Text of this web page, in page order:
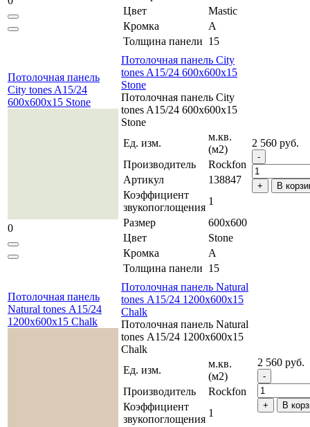
Цвет
Mastic
Кромка
A
Толщина панели 15
Потолочная панель
City tones A15/24
600x600x15 Stone
0
Потолочная панель City
tones A15/24 600x600x15
Stone
Потолочная панель City
tones A15/24 600x600x15
Stone
Ед. изм.
м.кв.
(м2)
Производитель
Rockfon
Артикул
138847
Коэффициент
звукопоглощения
1
Размер
600x600
Цвет
Stone
Кромка
A
Толщина панели 15
2 560 руб.
В
Потолочная панель
Natural tones А15/24
1200x600x15 Chalk
Потолочная панель Natural
tones А15/24 1200x600x15
Chalk
Потолочная панель Natural
tones А15/24 1200x600x15
Chalk
Ед. изм.
м.кв.
(м2)
Производитель
Rockfon
Коэффициент
звукопоглощения
1
2 560 руб.
В